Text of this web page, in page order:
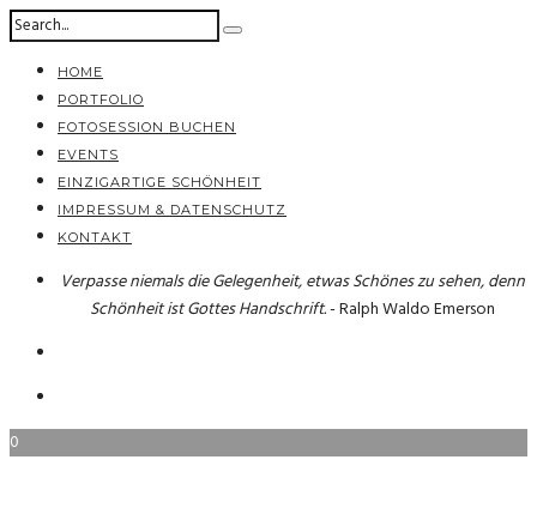
HOME
PORTFOLIO
FOTOSESSION BUCHEN
EVENTS
EINZIGARTIGE SCHÖNHEIT
IMPRESSUM & DATENSCHUTZ
KONTAKT
Verpasse niemals die Gelegenheit, etwas Schönes zu sehen, denn
Schönheit ist Gottes Handschrift.- Ralph Waldo Emerson
0